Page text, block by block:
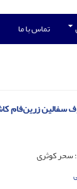
تماس با ما
سفالین زرین‌فام
سحر کوثری